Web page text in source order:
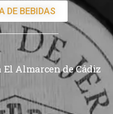
DE BEBIDAS
El Almarcen de Cádiz